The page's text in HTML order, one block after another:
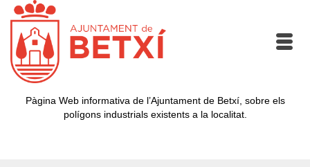
Pàgina Web informativa de l’Ajuntament de Betxí, sobre els
polígons industrials existents a la localitat.